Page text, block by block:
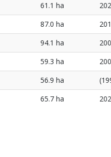
61.1 ha
87.0 ha
94.1 ha
59.3 ha
56.9 ha
65.7 ha